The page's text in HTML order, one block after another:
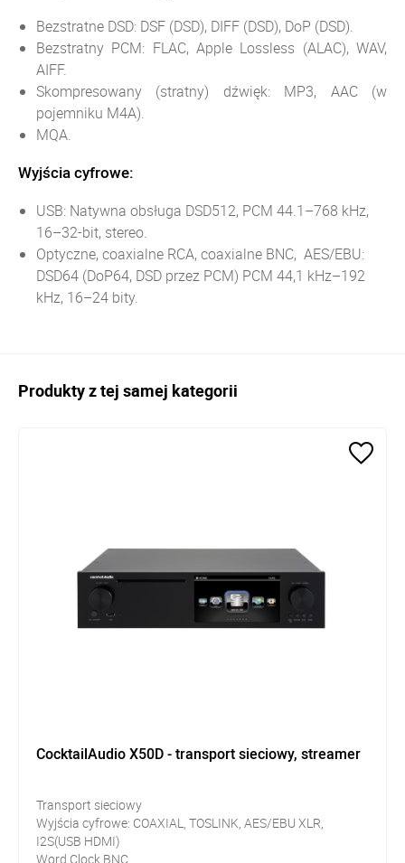
Bezstratne DSD: DSF (DSD), DIFF (DSD), DoP (DSD).
Bezstratny PCM: FLAC, Apple Lossless (ALAC), WAV,
AIFF.
Skompresowany (stratny) dźwięk: MP3, AAC (w
pojemniku M4A).
MQA.
Wyjścia cyfrowe:
USB: Natywna obsługa DSD512, PCM 44.1–768 kHz,
16–32-bit, stereo.
Optyczne, coaxialne RCA, coaxialne BNC, AES/EBU:
DSD64 (DoP64, DSD przez PCM) PCM 44,1 kHz–192
kHz, 16–24 bity.
Produkty z tej samej kategorii
CocktailAudio X50D - transport sieciowy, streamer
Transport sieciowy
Wyjścia cyfrowe: COAXIAL, TOSLINK, AES/EBU XLR,
I2S(USB HDMI)
Word Clock BNC